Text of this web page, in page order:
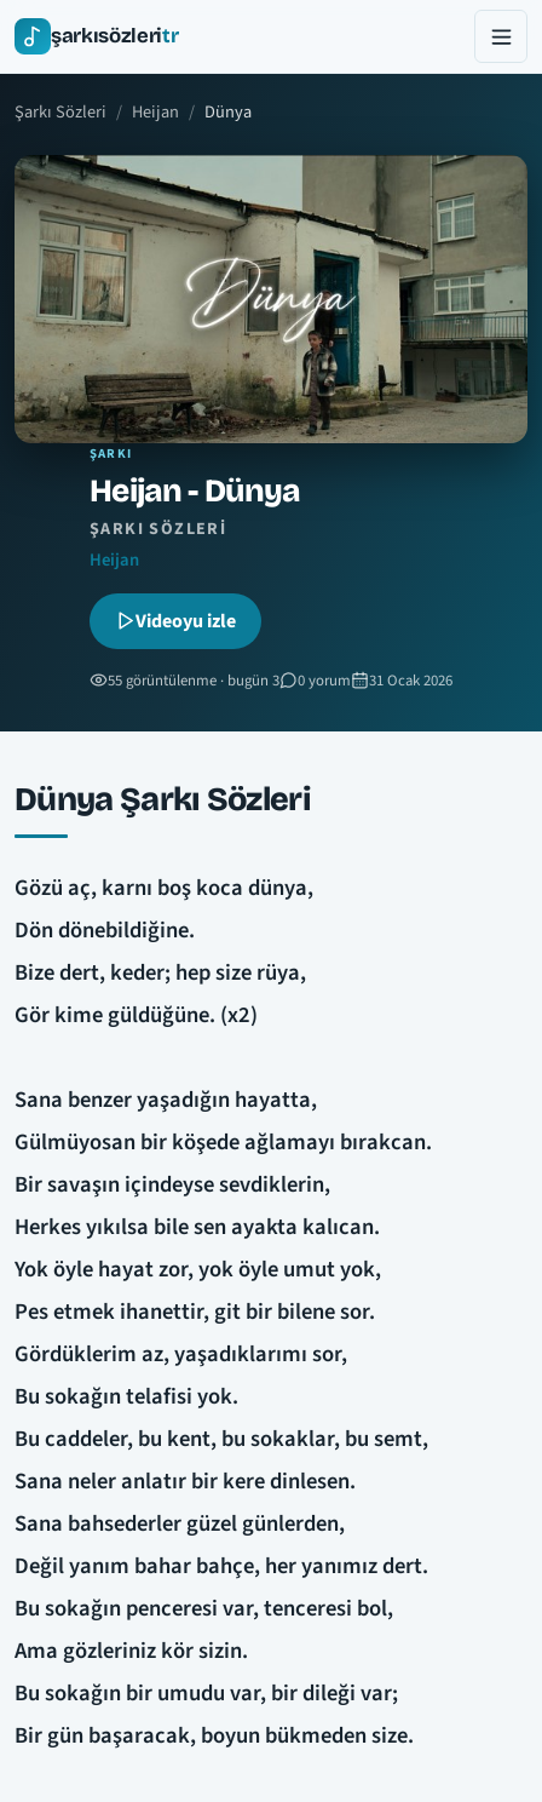
şarkısözleritr
Şarkı Sözleri Heijan Dünya
ŞARKI
Heijan - Dünya
ŞARKI SÖZLERI
Heijan
Videoyu izle
55 görüntülenme · bugün 3 0 yorum 31 Ocak 2026
Dünya Şarkı Sözleri
Gözü aç, karnı boş koca dünya,
Dön dönebildiğine.
Bize dert, keder; hep size rüya,
Gör kime güldüğüne. (x2)
Sana benzer yaşadığın hayatta,
Gülmüyosan bir köşede ağlamayı bırakcan.
Bir savaşın içindeyse sevdiklerin,
Herkes yıkılsa bile sen ayakta kalıcan.
Yok öyle hayat zor, yok öyle umut yok,
Pes etmek ihanettir, git bir bilene sor.
Gördüklerim az, yaşadıklarımı sor,
Bu sokağın telafisi yok.
Bu caddeler, bu kent, bu sokaklar, bu semt,
Sana neler anlatır bir kere dinlesen.
Sana bahsederler güzel günlerden,
Değil yanım bahar bahçe, her yanımız dert.
Bu sokağın penceresi var, tenceresi bol,
Ama gözleriniz kör sizin.
Bu sokağın bir umudu var, bir dileği var;
Bir gün başaracak, boyun bükmeden size.